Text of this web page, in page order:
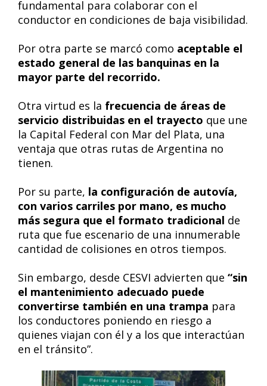
fundamental para colaborar con el
conductor en condiciones de baja visibilidad.
Por otra parte se marcó como aceptable el
estado general de las banquinas en la
mayor parte del recorrido.
Otra virtud es la frecuencia de áreas de
servicio distribuidas en el trayecto que une
la Capital Federal con Mar del Plata, una
ventaja que otras rutas de Argentina no
tienen.
Por su parte, la configuración de autovía,
con varios carriles por mano, es mucho
más segura que el formato tradicional de
ruta que fue escenario de una innumerable
cantidad de colisiones en otros tiempos.
Sin embargo, desde CESVI advierten que “sin
el mantenimiento adecuado puede
convertirse también en una trampa para
los conductores poniendo en riesgo a
quienes viajan con él y a los que interactúan
en el tránsito”.